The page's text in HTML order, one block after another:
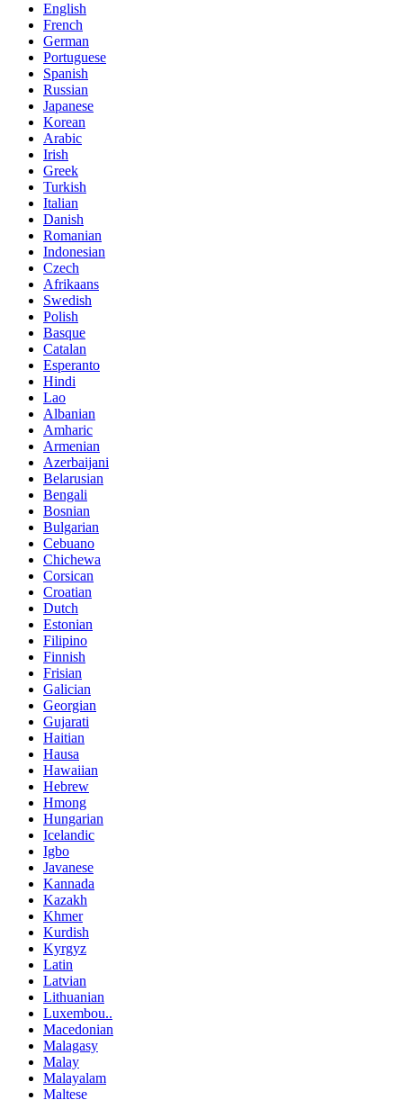
English
French
German
Portuguese
Spanish
Russian
Japanese
Korean
Arabic
Irish
Greek
Turkish
Italian
Danish
Romanian
Indonesian
Czech
Afrikaans
Swedish
Polish
Basque
Catalan
Esperanto
Hindi
Lao
Albanian
Amharic
Armenian
Azerbaijani
Belarusian
Bengali
Bosnian
Bulgarian
Cebuano
Chichewa
Corsican
Croatian
Dutch
Estonian
Filipino
Finnish
Frisian
Galician
Georgian
Gujarati
Haitian
Hausa
Hawaiian
Hebrew
Hmong
Hungarian
Icelandic
Igbo
Javanese
Kannada
Kazakh
Khmer
Kurdish
Kyrgyz
Latin
Latvian
Lithuanian
Luxembou..
Macedonian
Malagasy
Malay
Malayalam
Maltese